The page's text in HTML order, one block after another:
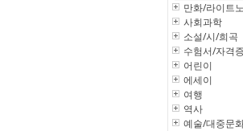
만화/라이트
사회과학
소설/시/희곡
수험서/자격증
어린이
에세이
여행
역사
예술/대중문